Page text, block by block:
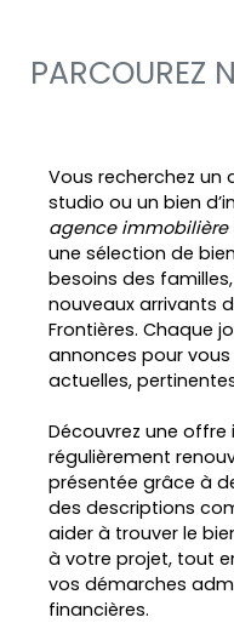
PARCOUREZ
Vous recherchez un
studio ou un bien
agence immobilière
une sélection de
besoins des
nouveaux arrivants
Frontières. Chaque
annonces pour
actuelles,
Découvrez une
régulièrement
présentée grâce à
des descriptions
aider à trouver le
à votre projet, tout
vos démarches
financières.